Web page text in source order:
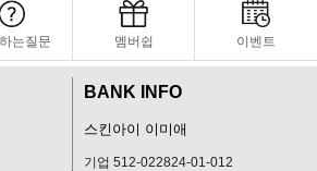
는질문 멤버쉽 이벤트
BANK INFO
스킨아이 이미애
기업 512-022824-01-012